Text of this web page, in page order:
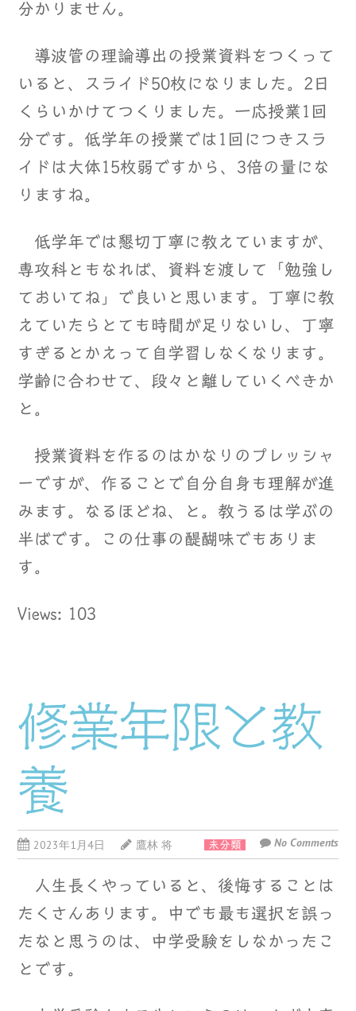
分かりません。
導波管の理論導出の授業資料をつくって
いると、スライド50枚になりました。2日
くらいかけてつくりました。一応授業1回
分です。低学年の授業では1回につきスラ
イドは大体15枚弱ですから、3倍の量にな
りますね。
低学年では懇切丁寧に教えていますが、
専攻科ともなれば、資料を渡して「勉強し
ておいてね」で良いと思います。丁寧に教
えていたらとても時間が足りないし、丁寧
すぎるとかえって自学習しなくなります。
学齢に合わせて、段々と離していくべきか
と。
授業資料を作るのはかなりのプレッシャ
ーですが、作ることで自分自身も理解が進
みます。なるほどね、と。教うるは学ぶの
半ばです。この仕事の醍醐味でもありま
す。
Views: 103
修業年限と教
養
2023年1月4日 鷹林 将 未分類 No Comments
人生長くやっていると、後悔することは
たくさんあります。中でも最も選択を誤っ
たなと思うのは、中学受験をしなかったこ
とです。